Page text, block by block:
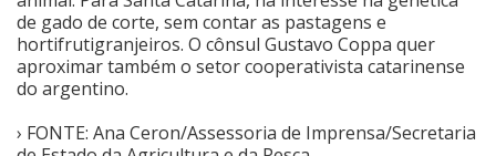
de gado de corte, sem contar as pastagens e
hortifrutigranjeiros. O cônsul Gustavo Coppa quer
aproximar também o setor cooperativista catarinense
do argentino.
› FONTE: Ana Ceron/Assessoria de Imprensa/Secretaria